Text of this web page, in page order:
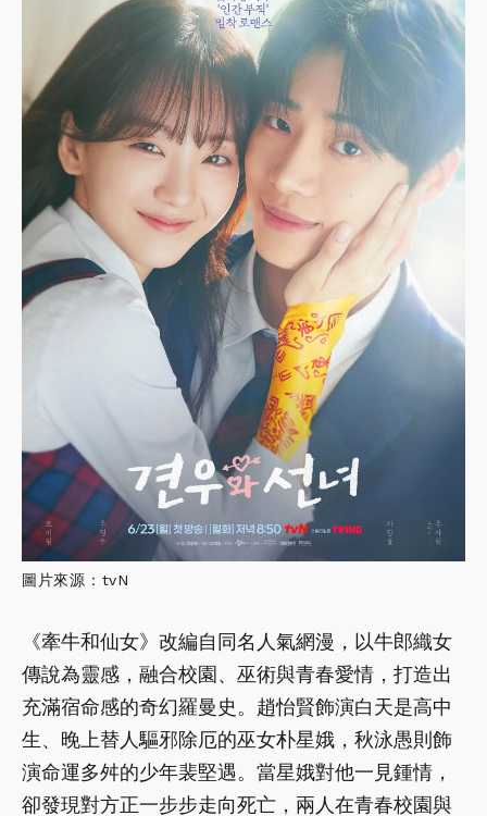
圖片來源：tvN
《牽牛和仙女》改編自同名人氣網漫，以牛郎織女
傳說為靈感，融合校園、巫術與青春愛情，打造出
充滿宿命感的奇幻羅曼史。趙怡賢飾演白天是高中
生、晚上替人驅邪除厄的巫女朴星娥，秋泳愚則飾
演命運多舛的少年裴堅遇。當星娥對他一見鍾情，
卻發現對方正一步步走向死亡，兩人在青春校園與